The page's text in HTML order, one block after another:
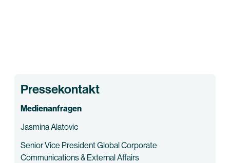
Pressekontakt
Medienanfragen
Jasmina Alatovic
Senior Vice President Global Corporate
Communications & External Affairs